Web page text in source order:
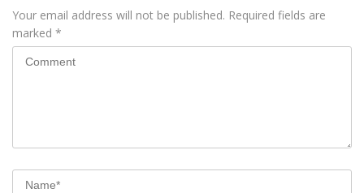
Your email address will not be published. Required fields are
marked *